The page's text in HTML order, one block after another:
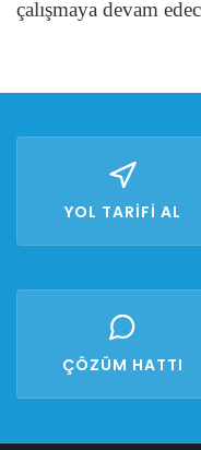
çalışmaya devam
YOL TARİFİ AL
ÇÖZÜM HATTI